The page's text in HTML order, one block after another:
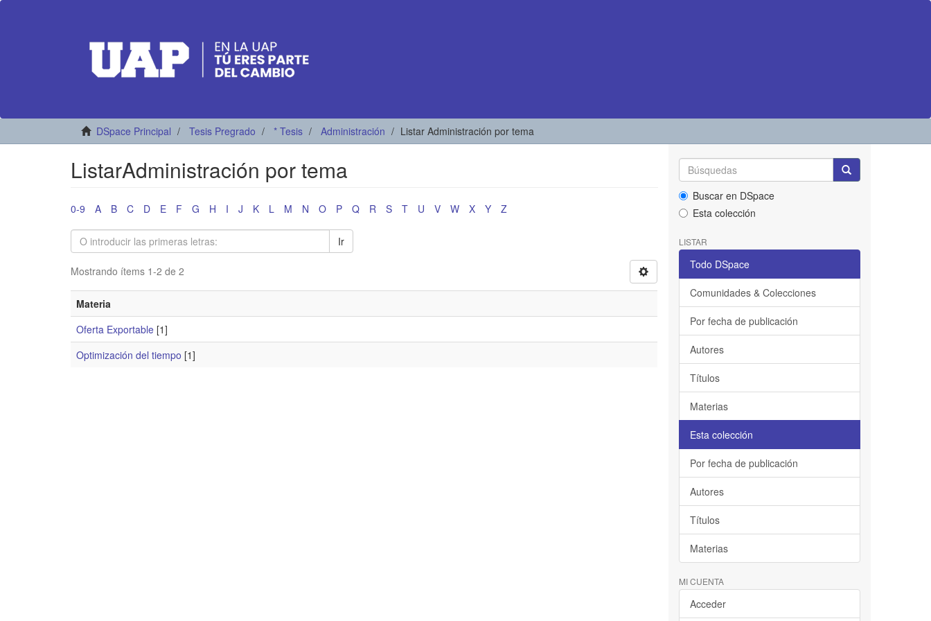
DSpace Principal Tesis Pregrado * Tesis Administración Listar Administración por tema
ListarAdministración por tema
0-9 A B C D E F G H I J K L M N O P Q R S T U V W X Y Z
Ir
Mostrando ítems 1-2 de 2
Materia
Oferta Exportable [1]
Optimización del tiempo [1]
Buscar en DSpace
Esta colección
LISTAR
Todo DSpace
Comunidades & Colecciones
Por fecha de publicación
Autores
Títulos
Materias
Esta colección
Por fecha de publicación
Autores
Títulos
Materias
MI CUENTA
Acceder